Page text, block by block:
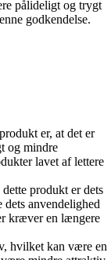
pålideligt og trygt
godkendelse.
er, at det er
og mindre
lavet af lettere
produkt er dets
anvendelighed
kræver en længere
hvilket kan være en